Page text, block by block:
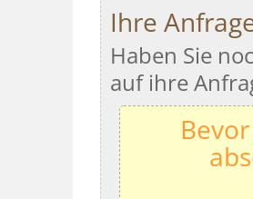
Ihre
Haben Sie
auf ihre